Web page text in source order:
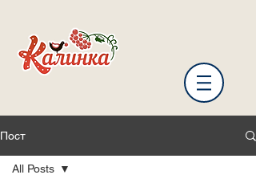
Пост
All Posts